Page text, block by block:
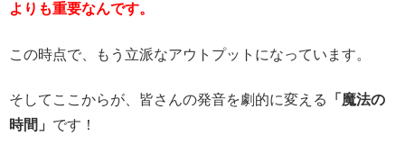
よりも重要なんです。
この時点で、もう立派なアウトプットになっています。
そしてここからが、皆さんの発音を劇的に変える
「魔法の
時間」 です！